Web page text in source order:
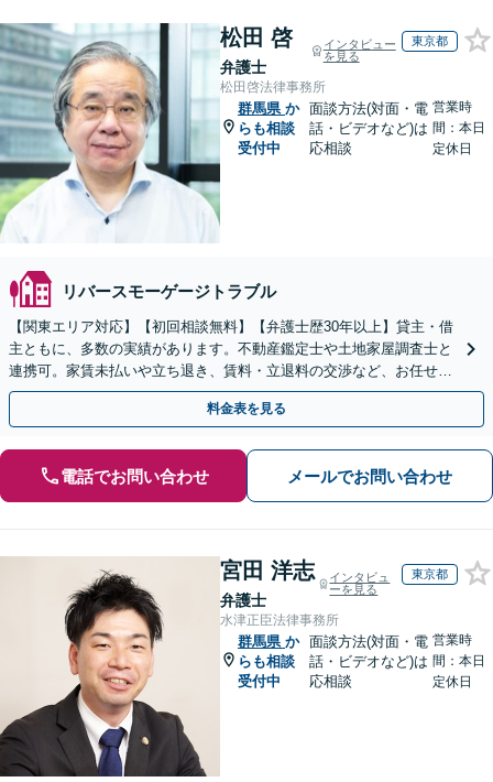
松田 啓
弁護士
インタビュー
を見る
東京都
松田啓法律事務所
群馬県 か
らも相談
受付中
面談方法(対面・電
話・ビデオなど)は
応相談
営業時
間：本日
定休日
リバースモーゲージトラブル
【関東エリア対応】【初回相談無料】【弁護士歴30年以上】貸主・借
主ともに、多数の実績があります。不動産鑑定士や土地家屋調査士と
連携可。家賃未払いや立ち退き、賃料・立退料の交渉など、お任せく
ださい【事前予約で休日・夜間面談可】【WEB面談可】
料金表を見る
電話でお問い合わせ メールでお問い合わせ
宮田 洋志
弁護士
インタビュ
ーを見る
東京都
水津正臣法律事務所
群馬県 か
らも相談
受付中
面談方法(対面・電
話・ビデオなど)は
応相談
営業時
間：本日
定休日